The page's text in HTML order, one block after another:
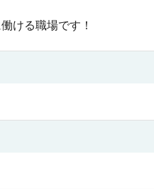
ける職場です！